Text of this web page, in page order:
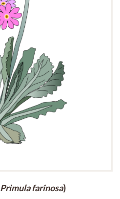
Primula farinosa)